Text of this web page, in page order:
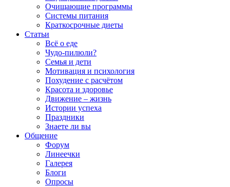
Очищающие программы
Системы питания
Краткосрочные диеты
Статьи
Всё о еде
Чудо-пилюли?
Семья и дети
Мотивация и психология
Похудение с расчётом
Красота и здоровье
Движение – жизнь
Истории успеха
Праздники
Знаете ли вы
Общение
Форум
Линеечки
Галерея
Блоги
Опросы